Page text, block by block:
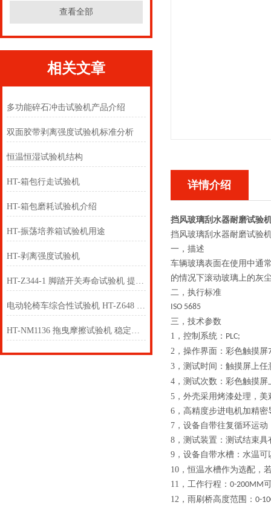
查看全部
相关文章
多功能碎石冲击试验机产品介绍
双面胶带剥离强度试验机标准分析
恒温恒湿试验机结构
HT-箱包行走试验机
HT-箱包磨耗试验机介绍
HT-振荡培养箱试验机用途
HT-剥离强度试验机
HT-Z344-1 脚踏开关寿命试验机 提供行业标准测试方案
电动轮椅车综合性试验机 HT-Z648 采样快速稳定
HT-NM1136 拖曳摩擦试验机 稳定性好
详情介绍
挡风玻璃刮水器耐磨试验
挡风玻璃刮水器耐磨试验
一，描述
车辆玻璃表面在使用中通
的情况下滚动玻璃上的灰
二，执行标准
ISO 5685
三，技术参数
1， 控制系统： PLC;
2， 操作界面：彩色触摸屏
3， 测试时间：触摸屏上
4， 测试次数：彩色触摸
5， 外壳采用烤漆处理，美
6， 高精度步进电机加精
7， 设备自带往复循环运动
8， 测试装置：测试结束具
9， 设备自带水槽：水温可
10，恒温水槽作为选配，
11， 工作行程： 0-200MM
12， 雨刷桥高度范围： 0-